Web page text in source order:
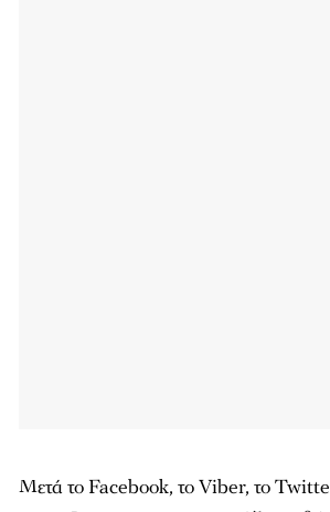
Μετά το Facebook, το Viber, το